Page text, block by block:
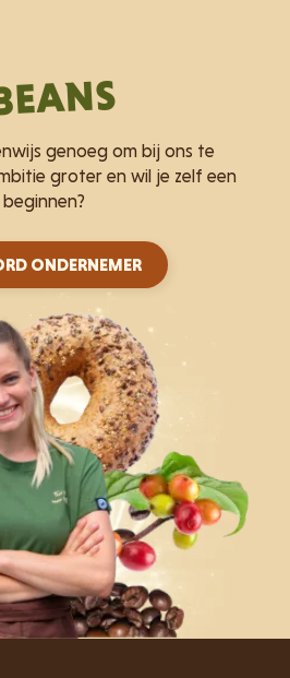
genoeg om bij ons te
groter en wil je zelf een
ONDERNEMER